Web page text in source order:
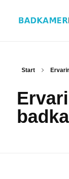
ERVARINGEN
Start